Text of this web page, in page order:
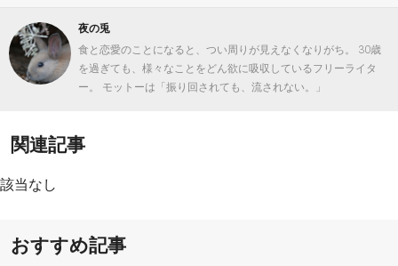
夜の兎
食と恋愛のことになると、つい周りが見えなくなりがち。 30歳
を過ぎても、様々なことをどん欲に吸収しているフリーライタ
ー。 モットーは「振り回されても、流されない。」
関連記事
該当なし
おすすめ記事